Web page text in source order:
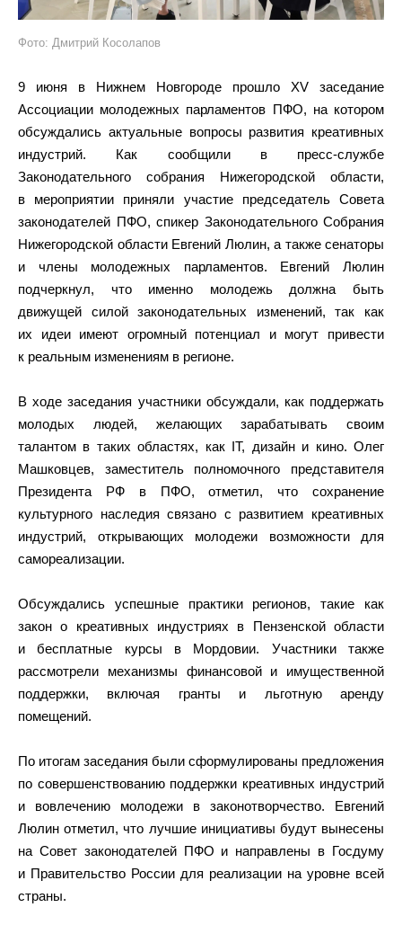
Фото: Дмитрий Косолапов
9 июня в Нижнем Новгороде прошло XV заседание
Ассоциации молодежных парламентов ПФО, на котором
обсуждались актуальные вопросы развития креативных
индустрий. Как сообщили в пресс-службе
Законодательного собрания Нижегородской области,
в мероприятии приняли участие председатель Совета
законодателей ПФО, спикер Законодательного Собрания
Нижегородской области Евгений Люлин, а также сенаторы
и члены молодежных парламентов. Евгений Люлин
подчеркнул, что именно молодежь должна быть
движущей силой законодательных изменений, так как
их идеи имеют огромный потенциал и могут привести
к реальным изменениям в регионе.
В ходе заседания участники обсуждали, как поддержать
молодых людей, желающих зарабатывать своим
талантом в таких областях, как IT, дизайн и кино. Олег
Машковцев, заместитель полномочного представителя
Президента РФ в ПФО, отметил, что сохранение
культурного наследия связано с развитием креативных
индустрий, открывающих молодежи возможности для
самореализации.
Обсуждались успешные практики регионов, такие как
закон о креативных индустриях в Пензенской области
и бесплатные курсы в Мордовии. Участники также
рассмотрели механизмы финансовой и имущественной
поддержки, включая гранты и льготную аренду
помещений.
По итогам заседания были сформулированы предложения
по совершенствованию поддержки креативных индустрий
и вовлечению молодежи в законотворчество. Евгений
Люлин отметил, что лучшие инициативы будут вынесены
на Совет законодателей ПФО и направлены в Госдуму
и Правительство России для реализации на уровне всей
страны.